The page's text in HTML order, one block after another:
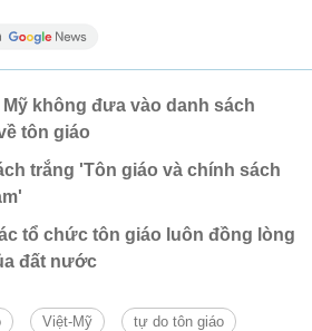
Mỹ không đưa vào danh sách
tôn giáo
trắng 'Tôn giáo và chính sách
tổ chức tôn giáo luôn đồng lòng
đất nước
Việt-Mỹ tự do tôn giáo